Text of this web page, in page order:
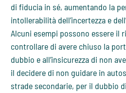
di fiducia in sé, aumentando la
intollerabilità dell’incertezza e
Alcuni esempi possono essere il
controllare di avere chiuso la
dubbio e all’insicurezza di non
il decidere di non guidare in
strade secondarie, per il dubbio